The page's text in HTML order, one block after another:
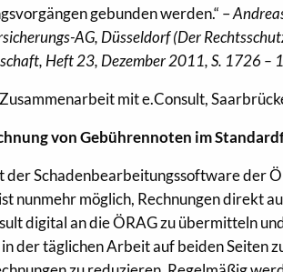
gebunden werden.“ –
AG, Düsseldorf (Der
Heft 23, Dezember 2011, S. 1726 –
mit e.Consult,
von Gebührennoten im
der Schadenbearbeitungssoftware der
nunmehr möglich, Rechnungen direkt
digital an die ÖRAG zu übermitteln
in der täglichen Arbeit auf beiden Seiten